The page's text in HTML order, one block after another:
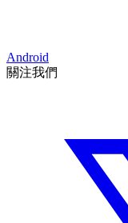
Android
關注我們